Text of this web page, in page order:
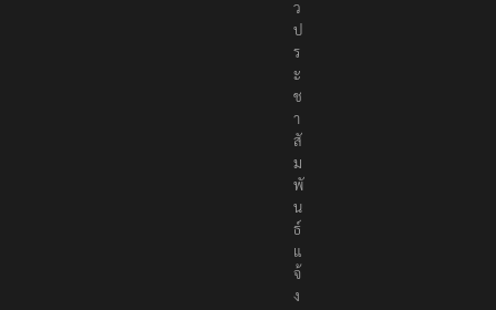
ข่
า
ว
ป
ร
ะ
ช
า
สั
ม
พั
น
ธ์
แ